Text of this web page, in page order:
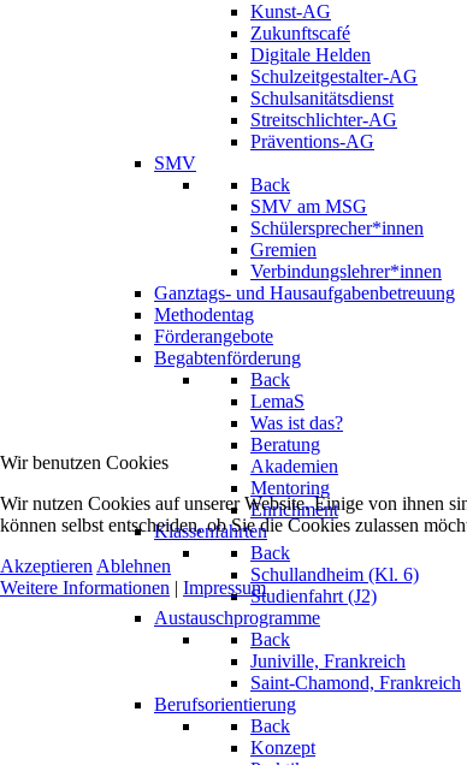
Kunst-AG
Zukunftscafé
Digitale Helden
Schulzeitgestalter-AG
Schulsanitätsdienst
Streitschlichter-AG
Präventions-AG
SMV
Back
SMV am MSG
Schülersprecher*innen
Gremien
Verbindungslehrer*innen
Ganztags- und Hausaufgabenbetreuung
Methodentag
Förderangebote
Begabtenförderung
Back
LemaS
Was ist das?
Beratung
Akademien
Mentoring
Enrichment
Klassenfahrten
Back
Schullandheim (Kl. 6)
Studienfahrt (J2)
Austauschprogramme
Back
Juniville, Frankreich
Saint-Chamond, Frankreich
Berufsorientierung
Back
Konzept
Wir benutzen Cookies
Wir nutzen Cookies auf unserer Website. Einige von ihnen
können selbst entscheiden, ob Sie die Cookies zulassen
Akzeptieren Ablehnen
Weitere Informationen | Impressum